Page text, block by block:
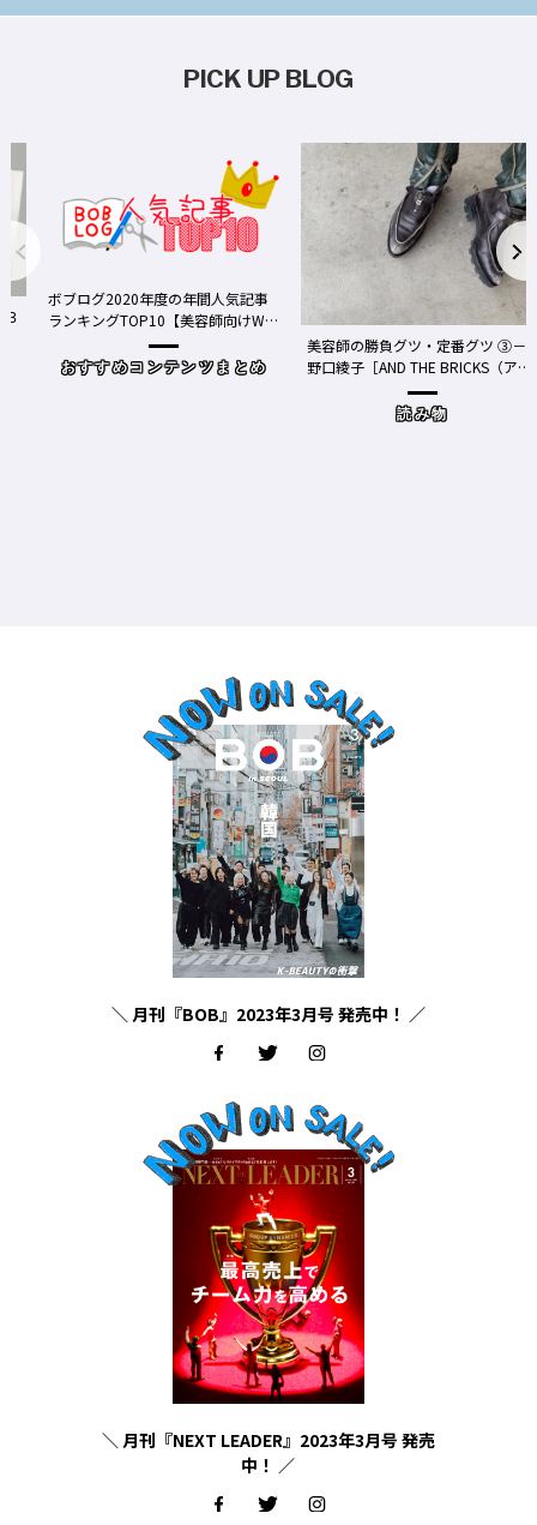
PICK UP BLOG
グ2020年度の年間人気記事
ングTOP10【美容師向けWe
すめコンテンツまとめ
美容師の勝負グツ・定番グツ ③－
野口綾子［AND THE BRICKS（アン
ドザブリックス）／神奈川県鎌倉
＼ 月刊『BOB』2023年3月号 発売中！ ／
＼ 月刊『NEXT LEADER』2023年3月号 発売
中！ ／